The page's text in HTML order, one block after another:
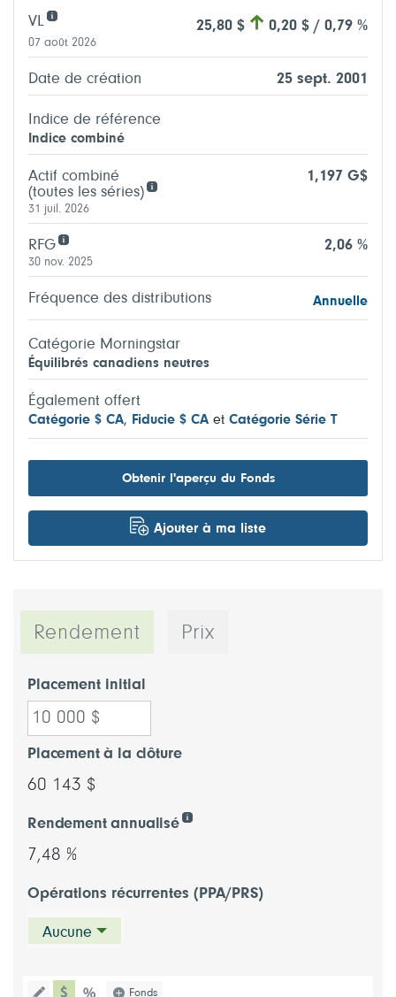
VL 25,80 $ 0,20 $ / 0,79 %
07 août 2026
Date de création 25 sept. 2001
Indice de référence
Indice combiné
Actif combiné
(toutes les séries)
1,197 G$
31 juil. 2026
RFG 2,06 %
30 nov. 2025
Fréquence des distributions Annuelle
Catégorie Morningstar
Équilibrés canadiens neutres
Également offert
Catégorie $ CA, Fiducie $ CA et Catégorie Série T
Obtenir l'aperçu du Fonds
Ajouter à ma liste
Rendement Prix
Placement initial
Placement à la clôture
60 143 $
Rendement annualisé
7,48 %
Opérations récurrentes (PPA/PRS)
Aucune
type de graphique dollar
Fonds